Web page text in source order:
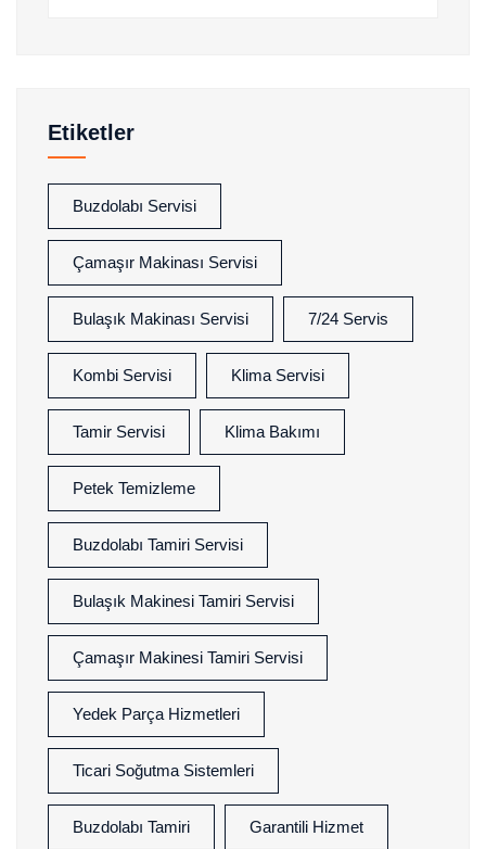
Etiketler
Buzdolabı Servisi
Çamaşır Makinası Servisi
Bulaşık Makinası Servisi 7/24 Servis
Kombi Servisi Klima Servisi
Tamir Servisi Klima Bakımı
Petek Temizleme
Buzdolabı Tamiri Servisi
Bulaşık Makinesi Tamiri Servisi
Çamaşır Makinesi Tamiri Servisi
Yedek Parça Hizmetleri
Ticari Soğutma Sistemleri
Buzdolabı Tamiri Garantili Hizmet